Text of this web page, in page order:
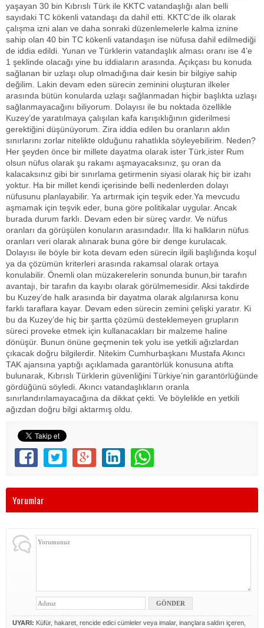
yaşayan 30 bin Kıbrıslı Türk ile KKTC vatandaşlığı alan belli
sayıdaki TC kökenli vatandaşı da dahil etti. KKTC’de ilk olarak
çalışma izni alan ve daha sonraki düzenlemelerle kalma iznine
sahip olan 40 bin TC kökenli vatandaşın ise nüfusa dahil edilmediği
de iddia edildi. Yunan ve Türklerin vatandaşlık alması oranı ise 4’e
1 şeklinde olacağı yine bu iddiaların arasında. Açıkçası bu konuda
sağlanan bir uzlaşı olup olmadığına dair kesin bir bilgiye sahip
değilim. Lakin devam eden sürecin zeminini oluşturan ilkeler
arasında bütün konularda uzlaşı sağlanmadan hiçbir başlıkta uzlaşı
sağlanmayacağını biliyorum. Dolayısı ile bu noktada özellikle
Kuzey’de yaratılmaya çalışılan kafa karışıklığının giderilmesi
gerektiğini düşünüyorum. Zira iddia edilen bu oranların aklın
sınırlarını zorlar nitelikte olduğunu rahatlıkla söyleyebilirim. Neden?
Her şeyden önce bir millete dayatma olarak ister Türk,ister Rum
olsun nüfus olarak şu rakamı aşmayacaksınız, şu oran da
kalacaksınız gibi bir sınırlama getirmenin siyasi olarak hiç bir izahı
yoktur. Ha bir millet kendi içerisinde belli nedenlerden dolayı
nüfusunu planlayabilir. Ya artırmak için teşvik eder.Ya mevcudu
aşmamak için teşvik eder, buna göre politikalar uygular. Ancak
burada durum farklı. Devam eden bir süreç vardır. Ve nüfus
oranları da görüşülen konuların arasındadır. İlla ki halkların nüfus
oranları veri olarak alınarak buna göre bir denge kurulacak.
Dolayısı ile böyle bir kota devam eden sürecin ilgili başlığında koşul
ya da çözümün kriterleri arasında rakamsal olarak ortaya
konulabilir. Önemli olan müzakerelerin sonunda bunun,bir tarafın
avantajı, bir tarafın da kayıbı olarak görülmemesidir. Aksi takdirde
bu Kuzey’de halk arasında bir dayatma olarak algılanırsa konu
farklı taraflara kayar. Devam eden sürecin zemini çelişki yaratır. Ki
bu da Kuzey’de hiç bir şartta çözümü desteklemeyen grupların
süreci proveke etmek için kullanacakları bir malzeme haline
dönüşür. Bunun önüne geçmenin tek yolu ise yetkili ağızlardan
çıkacak doğru bilgilerdir. Nitekim Cumhurbaşkanı Mustafa Akıncı
TAK ajansına yaptığı açıklamada garantörlük konusuna atıfta
bulunarak, Kıbrıslı Türklerin güvenliğini Türkiye’nin garantörlüğünde
gördüğünü söyledi. Akıncı vatandaşlıkların oranla
sınırlandırılamayacağına da dikkat çekti. Ve böylelikle en yetkili
ağızdan doğru bilgi aktarmış oldu.
Yorumlar
UYARI: Küfür, hakaret, rencide edici cümleler veya imalar, inançlara saldırı içeren,